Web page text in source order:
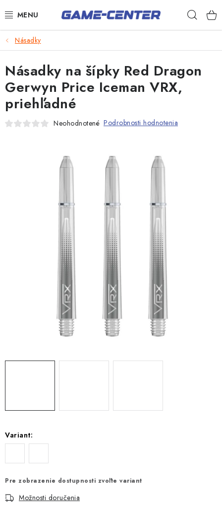
na
Šípky
Poker
Stolný futbal
Akčný tovar
Darčekové poukazy
Násadky
Variant:
Pre zobrazenie dostupnosti zvoľte variant
Možnosti doručenia
Násadky na šípky Red Dragon
Gerwyn Price Iceman VRX,
priehľadné
Neohodnotené Podrobnosti hodnotenia